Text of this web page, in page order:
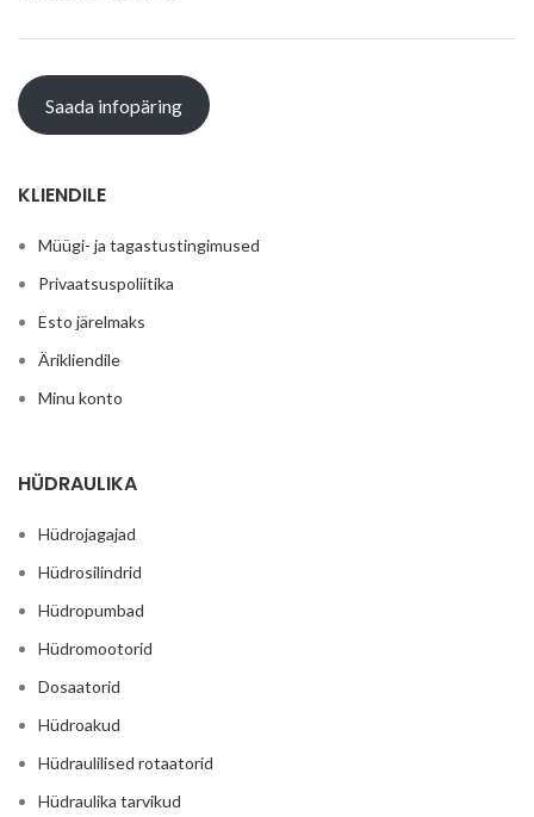
Saada infopäring
KLIENDILE
Müügi- ja tagastustingimused
Privaatsuspoliitika
Esto järelmaks
Ärikliendile
Minu konto
HÜDRAULIKA
Hüdrojagajad
Hüdrosilindrid
Hüdropumbad
Hüdromootorid
Dosaatorid
Hüdroakud
Hüdraulilised rotaatorid
Hüdraulika tarvikud